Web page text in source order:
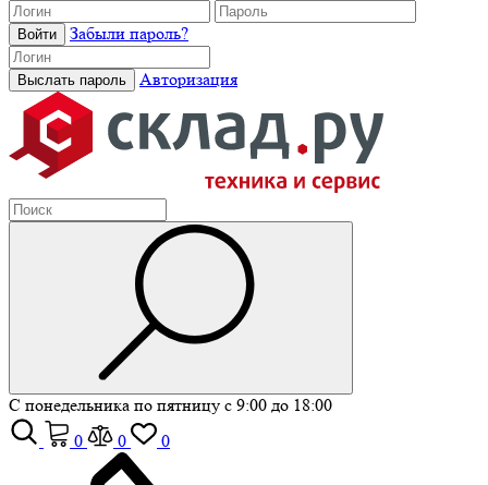
Забыли пароль?
Авторизация
С понедельника по пятницу с 9:00 до 18:00
0
0 0